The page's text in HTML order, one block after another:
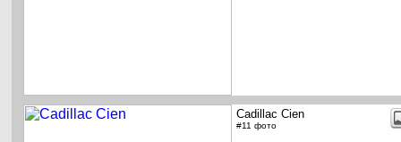
Cadillac Cien
#11 фото